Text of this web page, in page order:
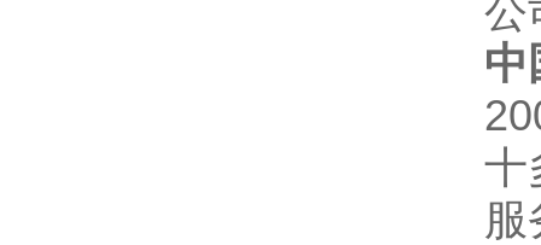
公
中
十